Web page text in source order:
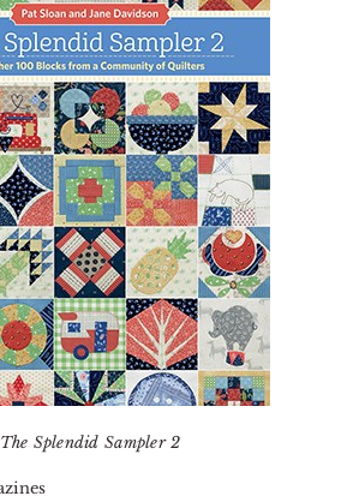
The Splendid Sampler 2